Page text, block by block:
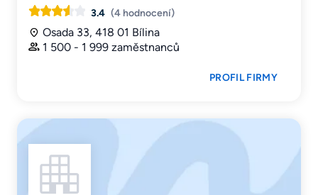
3.4 (4 hodnocení)
Osada 33, 418 01 Bílina
1 500 - 1 999 zaměstnanců
PROFIL FIRMY